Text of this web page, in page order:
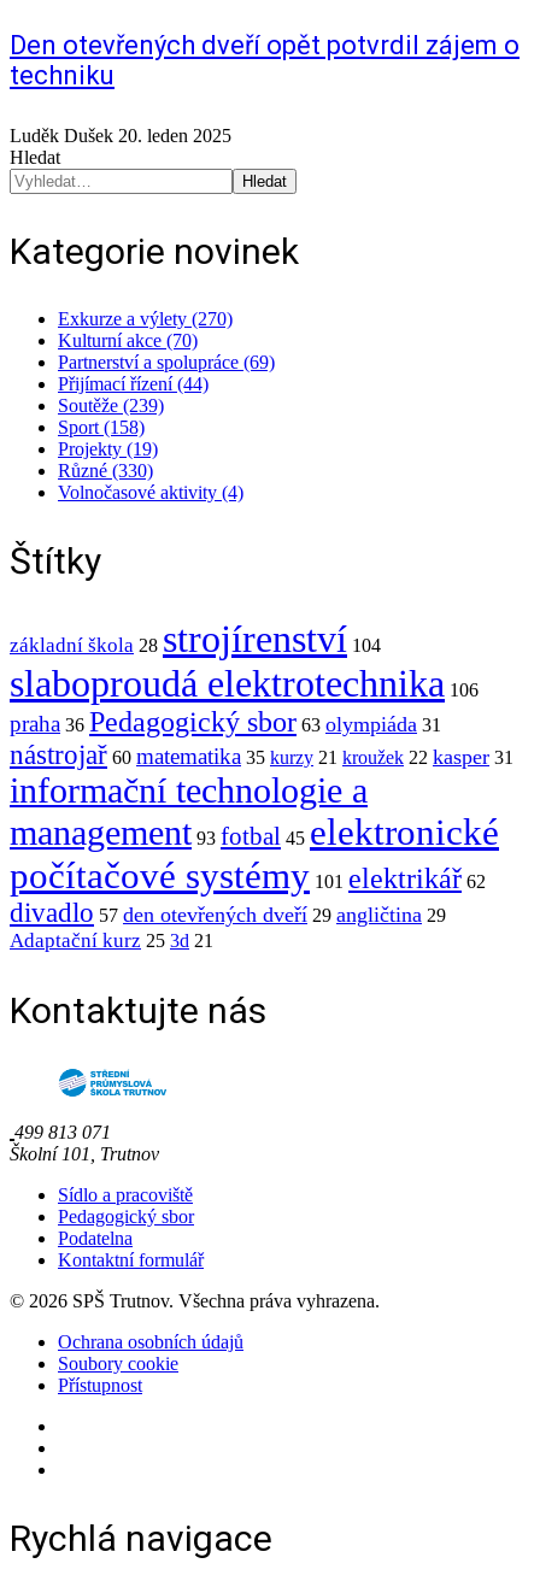
Den otevřených dveří opět potvrdil zájem o
techniku
Luděk Dušek 20. leden 2025
Hledat
Hledat
Kategorie novinek
Exkurze a výlety (270)
Kulturní akce (70)
Partnerství a spolupráce (69)
Přijímací řízení (44)
Soutěže (239)
Sport (158)
Projekty (19)
Různé (330)
Volnočasové aktivity (4)
Štítky
základní škola 28 strojírenství 104
slaboproudá elektrotechnika 106
praha 36 Pedagogický sbor 63 olympiáda 31
nástrojař 60 matematika 35 kurzy 21 kroužek 22 kasper 31
informační technologie a
management 93 fotbal 45 elektronické
počítačové systémy 101 elektrikář 62
divadlo 57 den otevřených dveří 29 angličtina 29
Adaptační kurz 25 3d 21
Kontaktujte nás
499 813 071
Školní 101, Trutnov
Sídlo a pracoviště
Pedagogický sbor
Podatelna
Kontaktní formulář
© 2026 SPŠ Trutnov. Všechna práva vyhrazena.
Ochrana osobních údajů
Soubory cookie
Přístupnost
Rychlá navigace